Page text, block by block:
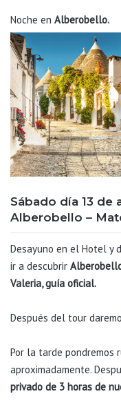
Noche en Alberobello.
Sábado día 13 de
Alberobello –
Desayuno en el Hotel y
ir a descubrir
Valeria, guía oficial.
Después del tour
Por la tarde pondremos
aproximadamente.
privado de 3 horas de